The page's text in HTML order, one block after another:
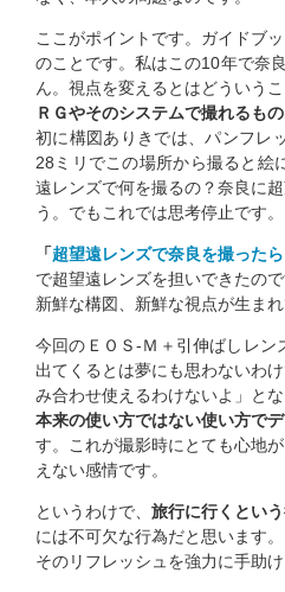
ここがポイントです。ガイドブ
のことです。私はこの10年で奈
ん。視点を変えるとはどういう
ＲＧやそのシステムで撮れるもの
初に構図ありきでは、パンフレ
28ミリでこの場所から撮ると絵
遠レンズで何を撮るの？奈良に
う。でもこれでは思考停止です。
「超望遠レンズで奈良を撮った
で超望遠レンズを担いできたの
新鮮な構図、新鮮な視点が生ま
今回のＥＯＳ-Ｍ＋引伸ばしレン
出てくるとは夢にも思わないわ
み合わせ使えるわけないよ」と
本来の使い方ではない使い方で
す。これが撮影時にとても心地
えない感情です。
というわけで、 旅行に行くとい
には不可欠な行為だと思います
そのリフレッシュを強力に手助